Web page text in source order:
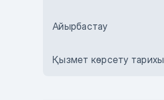
Бежевый
Комбинированный
Айырбастау
Қызмет көрсету тарихы